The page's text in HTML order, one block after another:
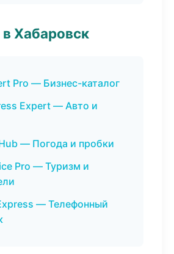
Хабаровск
Pro — Бизнес-каталог
Expert — Авто и
— Погода и пробки
Pro — Туризм и
— Телефонный